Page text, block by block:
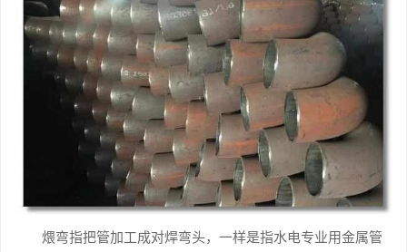
煨弯指把管加工成对焊弯头，一样是指水电专业用金属管